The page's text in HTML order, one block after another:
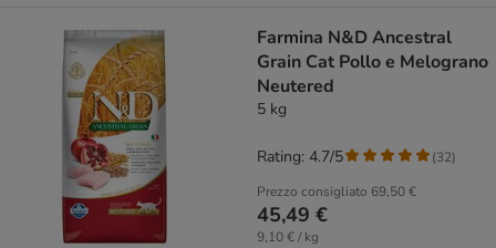
Farmina N&D Ancestral
Grain Cat Pollo e Melograno
Neutered
5 kg
Prezzo consigliato 69,50 €
45,49 €
9,10 € / kg
Rating: 4.7/5 (32)